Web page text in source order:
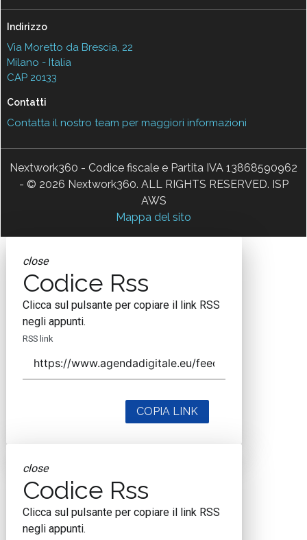
Indirizzo
Via Moretto da Brescia, 22
Milano - Italia
CAP 20133
Contatti
Contatta il nostro team per maggiori informazioni
Nextwork360 - Codice fiscale e Partita IVA 13868590962
- © 2026 Nextwork360. ALL RIGHTS RESERVED. ISP
AWS
Mappa del sito
close
Codice Rss
Clicca sul pulsante per copiare il link RSS
negli appunti.
RSS link
COPIA LINK
close
Codice Rss
Clicca sul pulsante per copiare il link RSS
negli appunti.